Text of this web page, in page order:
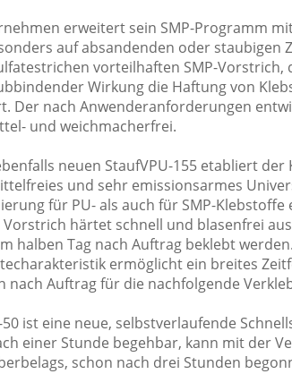
erweitert sein SMP-Programm mit
auf absandenden oder staubigen
vorteilhaften SMP-Vorstrich,
Wirkung die Haftung von
Der nach Anwenderanforderungen
und weichmacherfrei.
neuen StaufVPU-155 etabliert
und sehr emissionsarmes
für PU- als auch für SMP-Klebstoffe
Vorstrich härtet schnell und blasenfrei
halben Tag nach Auftrag beklebt
ermöglicht ein breites
nach Auftrag für die nachfolgende
50 ist eine neue, selbstverlaufende
einer Stunde begehbar, kann mit der
schon nach drei Stunden